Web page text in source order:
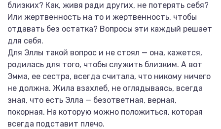
близких? Как, живя ради других, не потерять себя?
Или жертвенность на то и жертвенность, чтобы
отдавать без остатка? Вопросы эти каждый решает
для себя.
Для Эллы такой вопрос и не стоял — она, кажется,
родилась для того, чтобы служить близким. А вот
Эмма, ее сестра, всегда считала, что никому ничего
не должна. Жила взахлеб, не оглядываясь, всегда
зная, что есть Элла — безответная, верная,
покорная. На которую можно положиться, которая
всегда подставит плечо.